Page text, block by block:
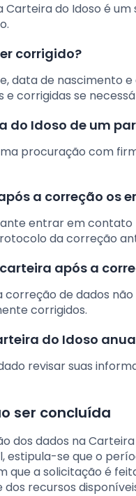
Carteira do Idoso é
corrigido?
data de nascimento
corrigidas se
do Idoso de um
procuração com
a correção os
entrar em
da correção
após a
correção de dados
corrigidos.
do Idoso
revisar suas
ser concluída
dos dados na
estipula-se que o
que a solicitação é
recursos